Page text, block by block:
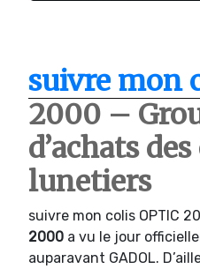
suivre mon
2000 –
d’achats
lunetiers
suivre mon colis OPTIC
2000 a vu le jour
auparavant GADOL.